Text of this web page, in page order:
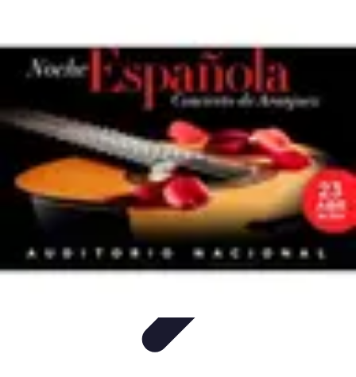
AprendizajeEducación OnlineAprendizaje de Idiomas
Formación en Español